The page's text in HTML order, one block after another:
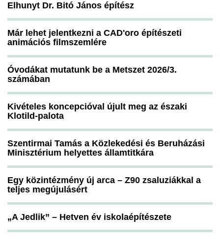
Elhunyt Dr. Bitó János építész
Már lehet jelentkezni a CAD'oro építészeti
animációs filmszemlére
Óvodákat mutatunk be a Metszet 2026/3.
számában
Kivételes koncepcióval újult meg az északi
Klotild-palota
Szentirmai Tamás a Közlekedési és Beruházási
Minisztérium helyettes államtitkára
Egy közintézmény új arca – Z90 zsaluziákkal a
teljes megújulásért
„A Jedlik” – Hetven év iskolaépítészete